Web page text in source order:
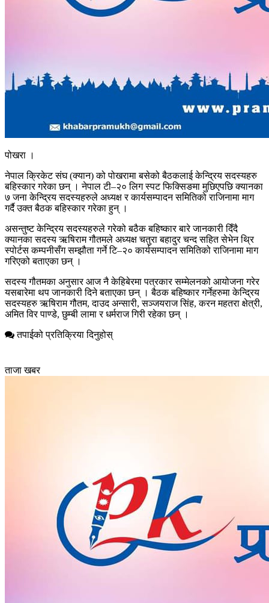
पोखरा ।
नेपाल क्रिकेट संघ (क्यान) को पोखरामा बसेको बैठकलाई केन्द्रिय सदस्यहरु
बहिस्कार गरेका छन् । नेपाल टी–२० लिग स्पट फिक्सिङमा मुछिएपछि क्यानका
७ जना केन्द्रिय सदस्यहरुले अध्यक्ष र कार्यसम्पादन समितिको राजिनामा माग
गर्दै उक्त बैठक बहिस्कार गरेका हुन् ।
असन्तुष्ट केन्द्रिय सदस्यहरुले गरेको बठैक बहिष्कार बारे जानकारी दिँदै
क्यानका सदस्य ऋषिराम गौतमले अध्यक्ष चतुरा बहादुर चन्द सहित सेभेन थ्रि
स्पोर्टस कम्पनीसँग सम्झौता गर्ने टि–२० कार्यसम्पादन समितिको राजिनामा माग
गरिएको बताएका छन् ।
सदस्य गौतमका अनुसार आज नै केहिबेरमा पत्रकार सम्मेलनको आयोजना गरेर
यसबारेमा थप जानकारी दिने बताएका छन् । बैठक बहिष्कार गर्नेहरुमा केन्द्रिय
सदस्यहरु ऋषिराम गौतम, दाउद अन्सारी, सञ्जयराज सिंह, करन महतरा क्षेत्री,
अमित विर पाण्डे, छुम्बी लामा र धर्मराज गिरी रहेका छन् ।
तपाईको प्रतिक्रिया दिनुहोस्
ताजा खबर